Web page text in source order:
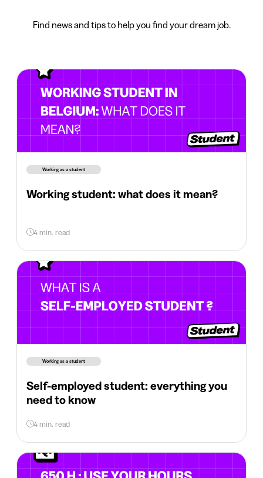
Find news and tips to help you find your dream job.
Working as a student
Working student: what does it mean?
4 min. read
Working as a student
Self-employed student: everything you
need to know
4 min. read